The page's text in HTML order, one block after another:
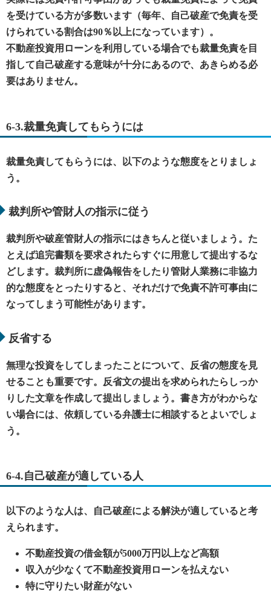
を受けている方が多数います（毎年、自己破産で免責を受
けられている割合は90％以上になっています）。
不動産投資用ローンを利用している場合でも裁量免責を目
指して自己破産する意味が十分にあるので、あきらめる必
要はありません。
6-3.裁量免責してもらうには
裁量免責してもらうには、以下のような態度をとりましょ
う。
裁判所や管財人の指示に従う
裁判所や破産管財人の指示にはきちんと従いましょう。た
とえば追完書類を要求されたらすぐに用意して提出するな
どします。裁判所に虚偽報告をしたり管財人業務に非協力
的な態度をとったりすると、それだけで免責不許可事由に
なってしまう可能性があります。
反省する
無理な投資をしてしまったことについて、反省の態度を見
せることも重要です。反省文の提出を求められたらしっか
りした文章を作成して提出しましょう。書き方がわからな
い場合には、依頼している弁護士に相談するとよいでしょ
う。
6-4.自己破産が適している人
以下のような人は、自己破産による解決が適していると考
えられます。
不動産投資の借金額が5000万円以上など高額
収入が少なくて不動産投資用ローンを払えない
特に守りたい財産がない